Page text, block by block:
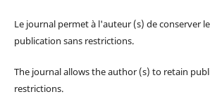
Le journal permet à l'auteur (s) de conserver
publication sans restrictions.
The journal allows the author (s) to retain
restrictions.